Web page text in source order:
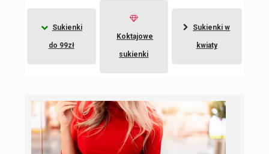
Sukienki
do 99zł
Koktajowe
sukienki
Sukienki w
kwiaty